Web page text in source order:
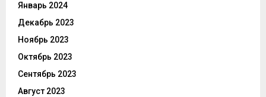
Январь 2024
Декабрь 2023
Ноябрь 2023
Октябрь 2023
Сентябрь 2023
Август 2023